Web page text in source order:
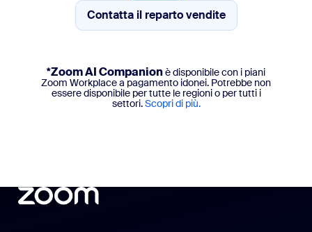
Contatta il reparto vendite
Contatta il reparto vendite
*Zoom AI Companionè disponibile con i piani
Zoom Workplace a pagamento idonei. Potrebbe non
essere disponibile per tutte le regioni o per tutti i
settori.Scopri di più.